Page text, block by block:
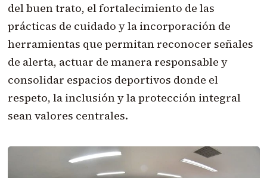
del buen trato, el fortalecimiento de las
prácticas de cuidado y la incorporación de
herramientas que permitan reconocer señales
de alerta, actuar de manera responsable y
consolidar espacios deportivos donde el
respeto, la inclusión y la protección integral
sean valores centrales.